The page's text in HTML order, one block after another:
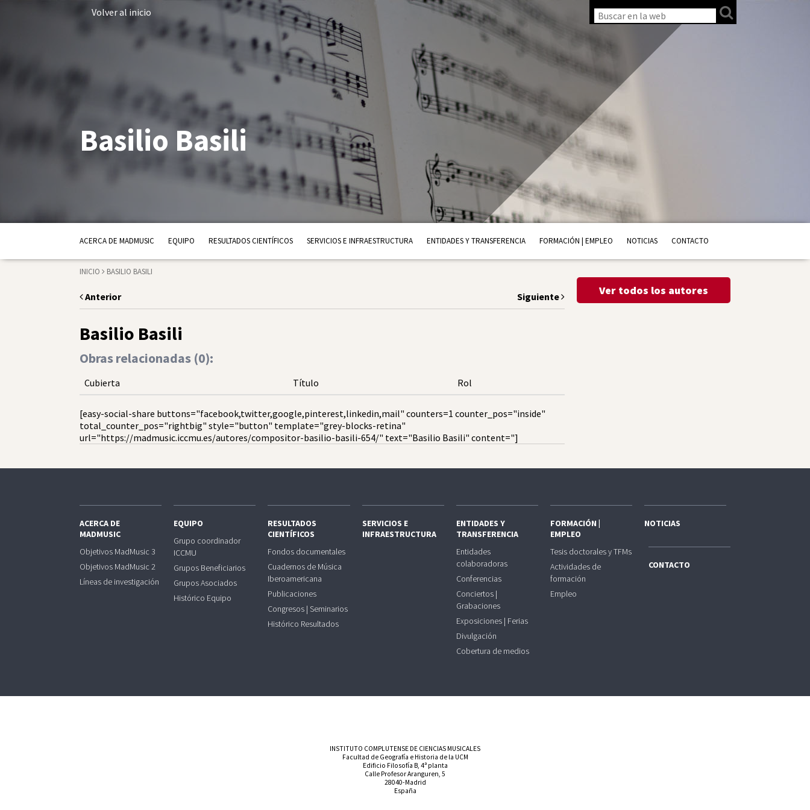
Volver al inicio
Basilio Basili
ACERCA DE MADMUSIC EQUIPO RESULTADOS CIENTÍFICOS SERVICIOS E INFRAESTRUCTURA ENTIDADES Y TRANSFERENCIA FORMACIÓN | EMPLEO NOTICIAS CONTACTO
INICIO BASILIO BASILI
Anterior Siguiente
Basilio Basili
Obras relacionadas (0):
Cubierta Título Rol
[easy-social-share buttons="facebook,twitter,google,pinterest,linkedin,mail" counters=1 counter_pos="inside"
total_counter_pos="rightbig" style="button" template="grey-blocks-retina"
url="https://madmusic.iccmu.es/autores/compositor-basilio-basili-654/" text="Basilio Basili" content="]
Ver todos los autores
ACERCA DE
MADMUSIC
Objetivos MadMusic 3
Objetivos MadMusic 2
Líneas de investigación
EQUIPO
Grupo coordinador
ICCMU
Grupos Beneficiarios
Grupos Asociados
Histórico Equipo
RESULTADOS
CIENTÍFICOS
Fondos documentales
Cuadernos de Música
Iberoamericana
Publicaciones
Congresos | Seminarios
Histórico Resultados
SERVICIOS E
INFRAESTRUCTURA
ENTIDADES Y
TRANSFERENCIA
Entidades
colaboradoras
Conferencias
Conciertos |
Grabaciones
Exposiciones | Ferias
Divulgación
Cobertura de medios
FORMACIÓN |
EMPLEO
Tesis doctorales y TFMs
Actividades de
formación
Empleo
NOTICIAS
CONTACTO
INSTITUTO COMPLUTENSE DE CIENCIAS MUSICALES
Facultad de Geografía e Historia de la UCM
Edificio Filosofía B, 4ª planta
Calle Profesor Aranguren, 5
28040-Madrid
España